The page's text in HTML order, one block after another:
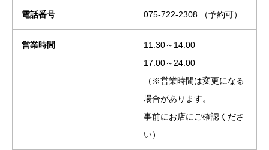
電話番号 075-722-2308 （予約可）
営業時間
11:30～14:00
17:00～24:00
（※営業時間は変更になる
場合があります。
事前にお店にご確認くださ
い）